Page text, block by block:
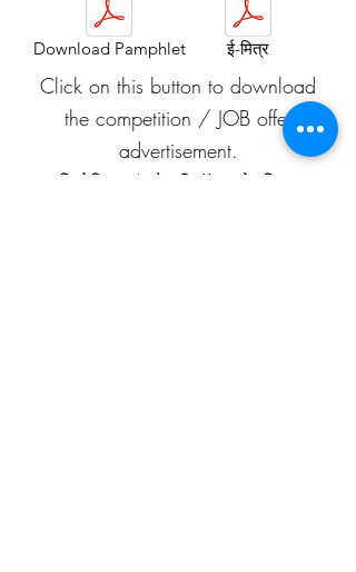
Download Pamphlet ई-मित्र
Click on this button to download
the competition / JOB offer
advertisement.
प्रतियोगिता / नौकरी-ऑफ़र के विज्ञापन